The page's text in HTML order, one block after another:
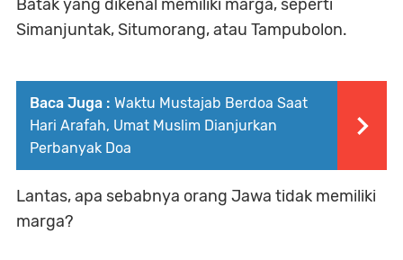
Batak yang dikenal memiliki marga, seperti
Simanjuntak, Situmorang, atau Tampubolon.
Baca Juga : Waktu Mustajab Berdoa Saat
Hari Arafah, Umat Muslim Dianjurkan
Perbanyak Doa
Lantas, apa sebabnya orang Jawa tidak memiliki
marga?